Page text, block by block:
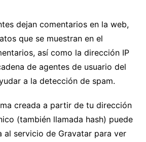
dejan comentarios en la web,
que se muestran en el
así como la dirección IP
de agentes de usuario del
a la detección de spam.
creada a partir de tu dirección
(también llamada hash) puede
al servicio de Gravatar para ver